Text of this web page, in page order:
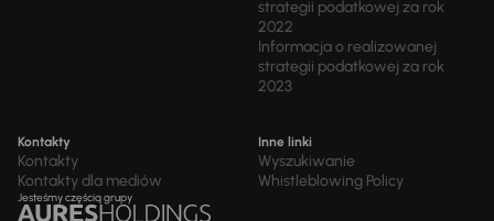
strategii podatkowej za rok
2022
Informacja o realizowanej
strategii podatkowej za rok
2023
Kontakty
Kontakty
Kontakty dla mediów
Inne linki
Wyszukiwanie
Whistleblowing Policy
Jesteśmy częścią grupy